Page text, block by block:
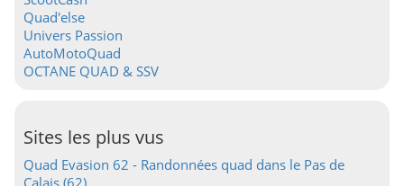
Quad'else
Univers Passion
AutoMotoQuad
OCTANE QUAD & SSV
Sites les plus vus
Quad Evasion 62 - Randonnées quad dans le Pas de
Calais (62)